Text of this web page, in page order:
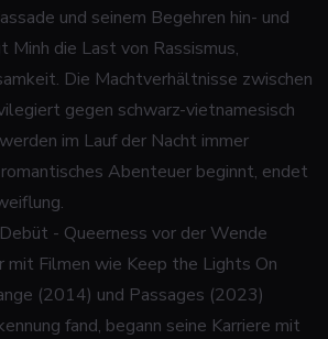
und seinem Begehren hin- und
Minh die Last von Rassismus,
Die Machtverhältnisse zwischen
gegen schwarz-vietnamesisch
im Lauf der Nacht immer
Abenteuer beginnt, endet
- Queerness vor der Wende
mit Filmen wie Keep the Lights On
(2014) und Passages (2023)
fand, begann seine Karriere mit